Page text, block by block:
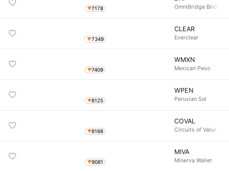
7178 OmniBridge Bridged
7349
CLEAR
Everclear
7409
WMXN
Mexican Peso
8125
WPEN
Peruvian Sol
8168
COVAL
Circuits of Value
9081
MIVA
Minerva Wallet